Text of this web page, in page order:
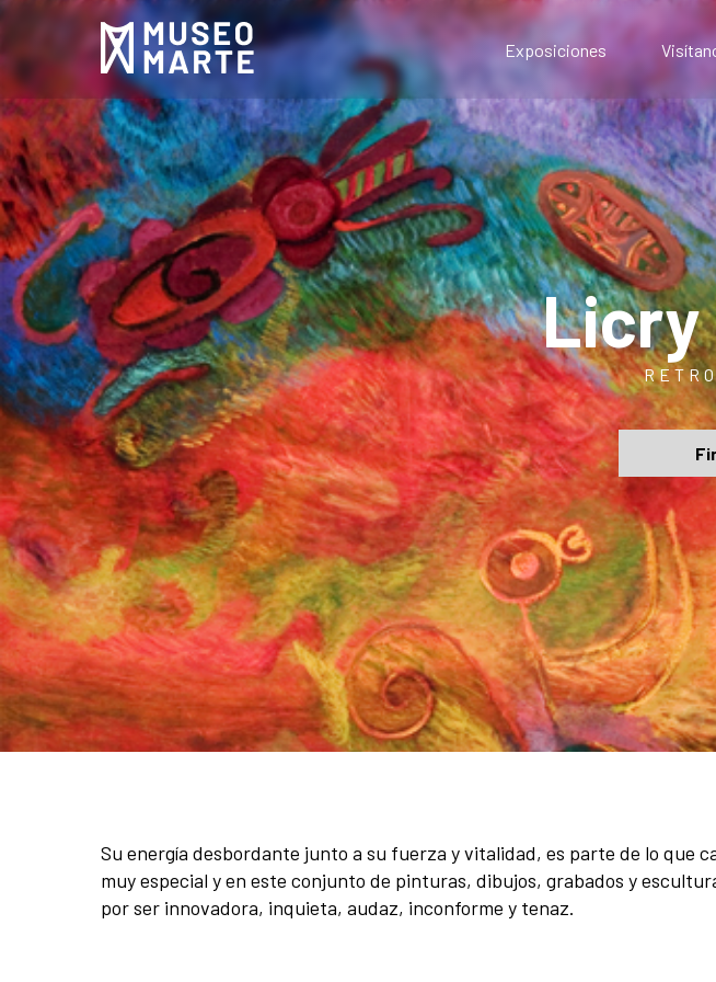
Exposiciones
Exposiciones virtuales
Su energía desbordante junto a su fuerza y vitalidad, es parte de lo que
muy especial y en este conjunto de pinturas, dibujos, grabados y
por ser innovadora, inquieta, audaz, inconforme y tenaz.